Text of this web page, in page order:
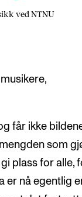
ved NTNU
får ikke
som
plass for alle,
er nå egentlig